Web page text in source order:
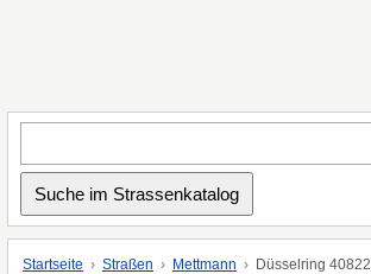
Startseite Straßen Mettmann Düsselring 40822